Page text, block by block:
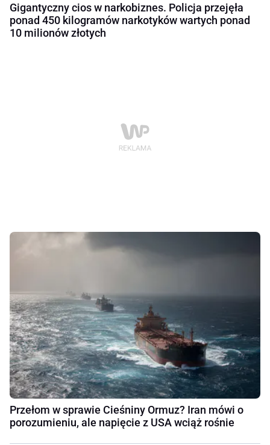
Gigantyczny cios w narkobiznes. Policja przejęła
ponad 450 kilogramów narkotyków wartych ponad
10 milionów złotych
Przełom w sprawie Cieśniny Ormuz? Iran mówi o
porozumieniu, ale napięcie z USA wciąż rośnie